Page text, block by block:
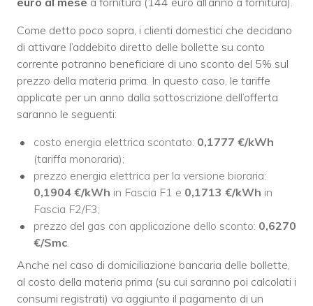
Come detto poco sopra, i clienti domestici che decidano
di attivare l’addebito diretto delle bollette su conto
corrente potranno beneficiare di uno sconto del 5% sul
prezzo della materia prima. In questo caso, le tariffe
applicate per un anno dalla sottoscrizione dell’offerta
saranno le seguenti:
costo energia elettrica scontato: 0,1777 €/kWh
(tariffa monoraria);
prezzo energia elettrica per la versione bioraria:
0,1904 €/kWh in Fascia F1 e 0,1713 €/kWh in
Fascia F2/F3;
prezzo del gas con applicazione dello sconto: 0,6270
€/Smc
Anche nel caso di domiciliazione bancaria delle bollette,
al costo della materia prima (su cui saranno poi calcolati i
consumi registrati) va aggiunto il pagamento di un